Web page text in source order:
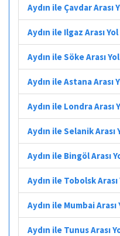
Aydın ile Çavdar
Aydın ile Ilgaz Arası
Aydın ile Söke Arası
Aydın ile Astana
Aydın ile Londra
Aydın ile Selanik
Aydın ile Bingöl Arası
Aydın ile Tobolsk
Aydın ile Mumbai
Aydın ile Tunus Arası